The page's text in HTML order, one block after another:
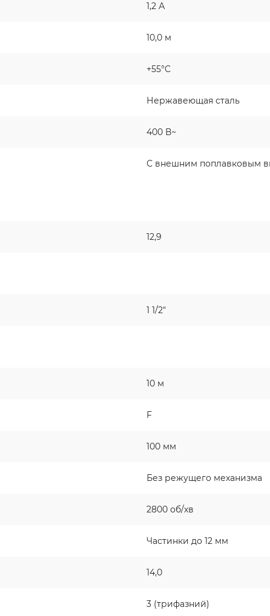
1,2 А
10,0 м
+55°C
Нержавеющая сталь
400 В~
С внешним поплавковым
12,9
1 1/2"
10 м
F
100 мм
Без режущего механизма
2800 об/хв
Частинки до 12 мм
14,0
3 (трифазний)